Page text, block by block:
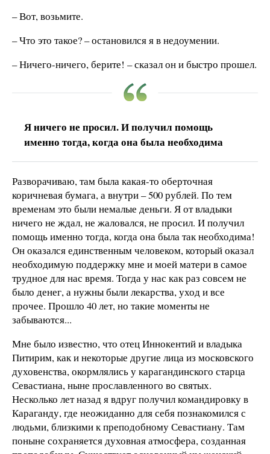
– Вот, возьмите.
– Что это такое? – остановился я в недоумении.
– Ничего-ничего, берите! – сказал он и быстро прошел.
Я ничего не просил. И получил помощь
именно тогда, когда она была необходима
Разворачиваю, там была какая-то оберточная
коричневая бумага, а внутри – 500 рублей. По тем
временам это были немалые деньги. Я от владыки
ничего не ждал, не жаловался, не просил. И получил
помощь именно тогда, когда она была так необходима!
Он оказался единственным человеком, который оказал
необходимую поддержку мне и моей матери в самое
трудное для нас время. Тогда у нас как раз совсем не
было денег, а нужны были лекарства, уход и все
прочее. Прошло 40 лет, но такие моменты не
забываются...
Мне было известно, что отец Иннокентий и владыка
Питирим, как и некоторые другие лица из московского
духовенства, окормлялись у карагандинского старца
Севастиана, ныне прославленного во святых.
Несколько лет назад я вдруг получил командировку в
Караганду, где неожиданно для себя познакомился с
людьми, близкими к преподобному Севастиану. Там
поныне сохраняется духовная атмосфера, созданная